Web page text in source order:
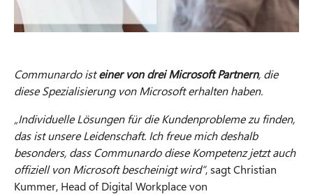
Communardo isteiner von drei Microsoft Partnern, die
diese Spezialisierung von Microsoft erhalten haben.
„Individuelle Lösungen für die Kundenprobleme zu finden,
das ist unsere Leidenschaft. Ich freue mich deshalb
besonders, dass Communardo diese Kompetenz jetzt auch
offiziell von Microsoft bescheinigt wird“, sagt Christian
Kummer, Head of Digital Workplace von